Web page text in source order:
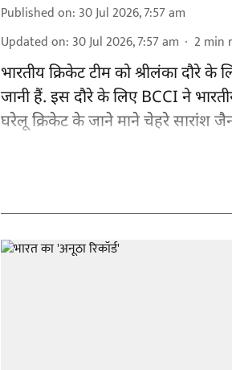
Published on: 30 Jul 2026, 7:57 am
Updated on: 30 Jul 2026, 7:57 am 2 min
भारतीय क्रिकेट टीम को श्रीलंका दौरे
जानी हैं. इस दौरे के लिए BCCI ने
घरेलू क्रिकेट के जाने माने चेहरे सारांश